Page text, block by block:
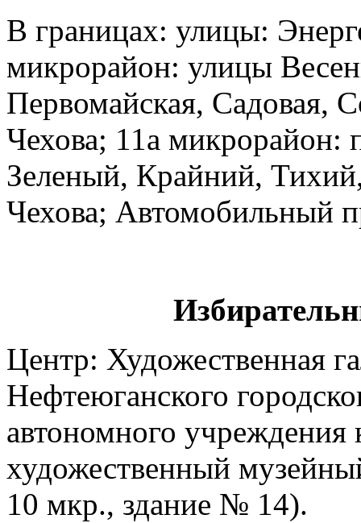
В границах: улицы:
микрорайон: улицы
Первомайская, Садовая,
Чехова; 11а микрорайон:
Зеленый, Крайний,
Чехова; Автомобильный
Центр: Художественная
Нефтеюганского
автономного учреждения
художественный
10 мкр., здание № 14).